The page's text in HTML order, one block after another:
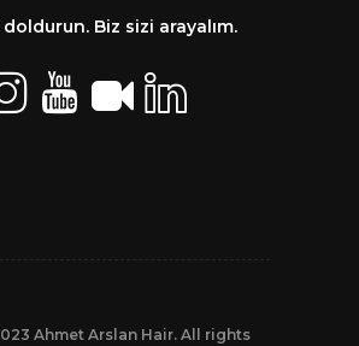
Biz sizi arayalım.
Ahmet Arslan Hair. All rights